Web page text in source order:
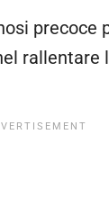
precoce
rallentare